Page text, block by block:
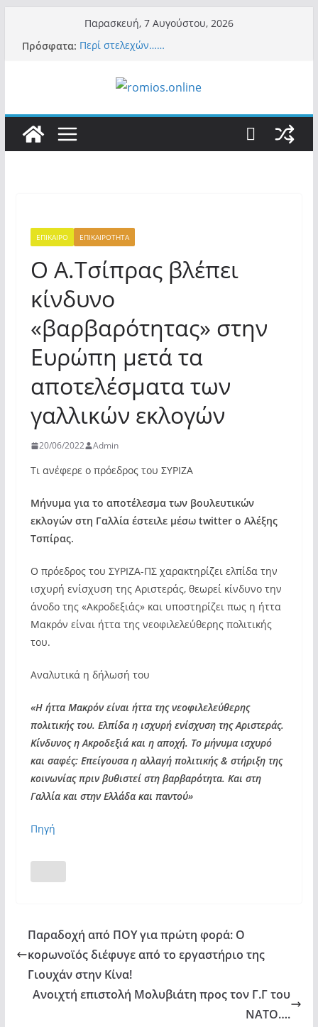
περιεχόμενο
Παρασκευή, 7 Αυγούστου, 2026
Πρόσφατα: Περί στελεχών……
είναι το Κίνημα της Μ.Καρυστιανού και όχι
το διεφθαρμένο σύστημα εξουσίας»
Κασιδιάρη – Οι ένοικοι του Μαξίμου σε
πανικό, πατριωτικό τσουνάμι σαρώνει την
«Έλληνες» η κυβέρνηση! (φωτο)
ΕΠΙΚΑΙΡΟ ΕΠΙΚΑΙΡΟΤΗΤΑ
Ο Α.Τσίπρας βλέπει
κίνδυνο
«βαρβαρότητας» στην
Ευρώπη μετά τα
αποτελέσματα των
γαλλικών εκλογών
20/06/2022 Admin
Τι ανέφερε ο πρόεδρος του ΣΥΡΙΖΑ
Μήνυμα για το αποτέλεσμα των βουλευτικών
εκλογών στη Γαλλία έστειλε μέσω twitter o Αλέξης
Τσπίρας.
Ο πρόεδρος του ΣΥΡΙΖΑ-ΠΣ χαρακτηρίζει ελπίδα την
ισχυρή ενίσχυση της Αριστεράς, θεωρεί κίνδυνο την
άνοδο της «Ακροδεξιάς» και υποστηρίζει πως η ήττα
Μακρόν είναι ήττα της νεοφιλελεύθερης πολιτικής
του.
Αναλυτικά η δήλωσή του
«Η ήττα Μακρόν είναι ήττα της νεοφιλελεύθερης
πολιτικής του. Ελπίδα η ισχυρή ενίσχυση της Αριστεράς.
Κίνδυνος η Ακροδεξιά και η αποχή. Το μήνυμα ισχυρό
και σαφές: Επείγουσα η αλλαγή πολιτικής & στήριξη της
κοινωνίας πριν βυθιστεί στη βαρβαρότητα. Και στη
Γαλλία και στην Ελλάδα και παντού»
Πηγή
Παραδοχή από ΠΟΥ για πρώτη φορά: Ο
κορωνοϊός διέφυγε από το εργαστήριο της
Γιουχάν στην Κίνα!
Ανοιχτή επιστολή Μολυβιάτη προς τον Γ.Γ του
ΝΑΤΟ….